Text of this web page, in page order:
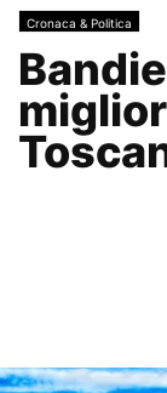
Cronaca & Politica